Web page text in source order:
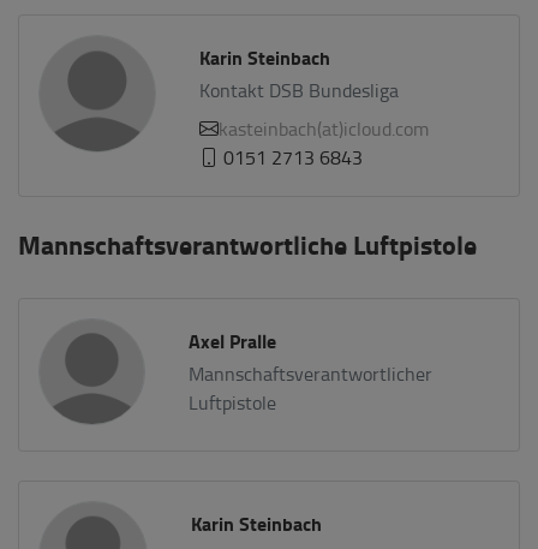
Karin Steinbach
Kontakt DSB Bundesliga
kasteinbach(at)icloud.com
0151 2713 6843
Mannschaftsverantwortliche Luftpistole
Axel Pralle
Mannschaftsverantwortlicher
Luftpistole
Karin Steinbach